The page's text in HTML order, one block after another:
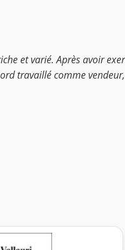
et varié. Après avoir
travaillé comme